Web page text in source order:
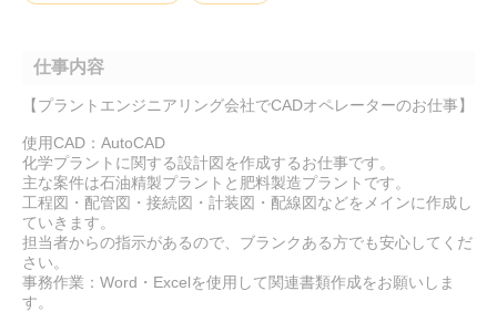
仕事内容
【プラントエンジニアリング会社でCADオペレーターのお仕事】
使用CAD：AutoCAD
化学プラントに関する設計図を作成するお仕事です。
主な案件は石油精製プラントと肥料製造プラントです。
工程図・配管図・接続図・計装図・配線図などをメインに作成し
ていきます。
担当者からの指示があるので、ブランクある方でも安心してくだ
さい。
事務作業：Word・Excelを使用して関連書類作成をお願いしま
す。